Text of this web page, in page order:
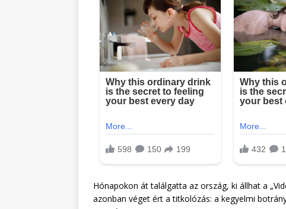
Hónapokon át találgatta az ország, ki állhat a
azonban véget ért a titkolózás: a kegyelmi